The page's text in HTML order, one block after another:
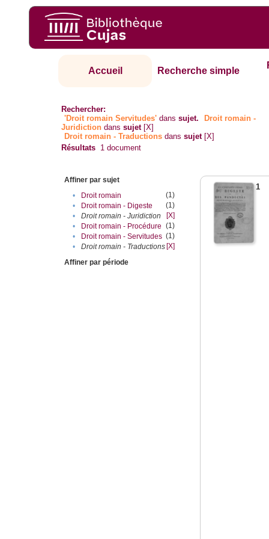
Accueil Recherche simple
Rechercher:
'Droit romain Servitudes' danssujet.
Droit romain -
Juridiction danssujet [X]
Droit romain - Traductions danssujet [X]
Résultats 1 document
Affiner par sujet
•
Droit romain
(1)
•
Droit romain - Digeste
(1)
•
Droit romain - Juridiction
[X]
•
Droit romain - Procédure (1)
•
Droit romain - Servitudes (1)
•
Droit romain - Traductions [X]
Affiner par période
1